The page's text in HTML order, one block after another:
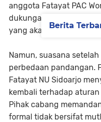
anggota Fatayat PAC
dukungan penuh
yang akan dilaksanakan
‎​Namun, suasana
perbedaan pandangan.
Fatayat NU Sidoarjo
kembali terhadap
Pihak cabang
formal tidak bersifat
Berita